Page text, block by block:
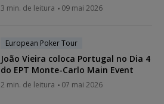
3 min. de leitura 09 mai 2026
European Poker Tour
João Vieira coloca Portugal no Dia 4
do EPT Monte-Carlo Main Event
2 min. de leitura 07 mai 2026